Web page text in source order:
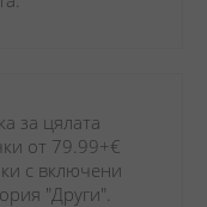
за цялата
с включени
"Други".